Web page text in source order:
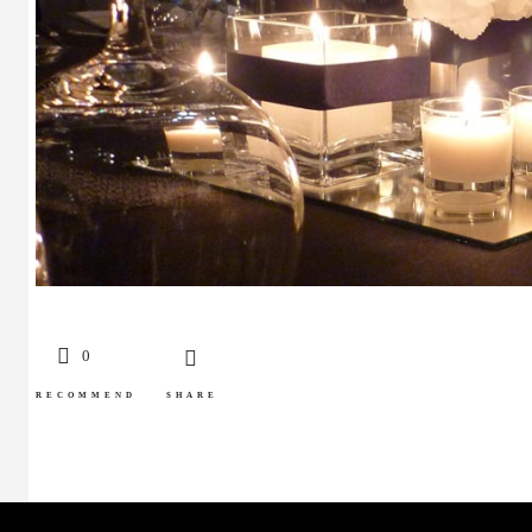
0
RECOMMEND SHARE